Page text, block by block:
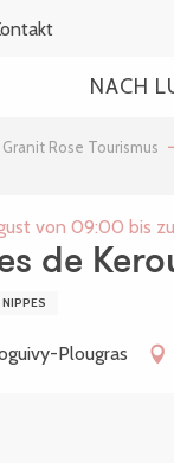
NACH
Rose Tourismus
von 09:00 bis
de
Plougras